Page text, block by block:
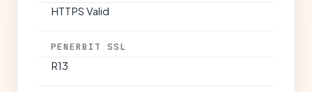
HTTPS Valid
PENERBIT SSL
R13